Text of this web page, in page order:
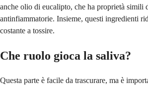
anche olio di eucalipto, che ha proprietà simili
antinfiammatorie. Insieme, questi ingredienti
costante a tossire.
Che ruolo gioca la saliva?
Questa parte è facile da trascurare, ma è